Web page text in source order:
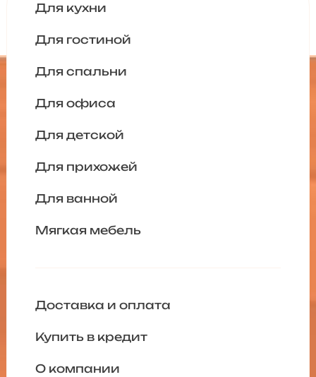
Для кухни
Для гостиной
Для спальни
Для офиса
Для детской
Для прихожей
Для ванной
Мягкая мебель
Доставка и оплата
Купить в кредит
О компании